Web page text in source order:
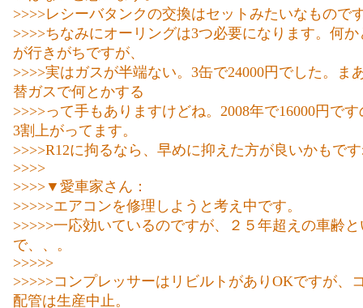
>>>>レシーバタンクの交換はセットみたいなもので
>>>>ちなみにオーリングは3つ必要になります。何
が行きがちですが、
>>>>実はガスが半端ない。3缶で24000円でした。ま
替ガスで何とかする
>>>>って手もありますけどね。2008年で16000円で
3割上がってます。
>>>>R12に拘るなら、早めに抑えた方が良いかもで
>>>>
>>>>▼愛車家さん：
>>>>>エアコンを修理しようと考え中です。
>>>>>一応効いているのですが、２５年超えの車齢
で、、。
>>>>>
>>>>>コンプレッサーはリビルトがありOKですが、
配管は生産中止。